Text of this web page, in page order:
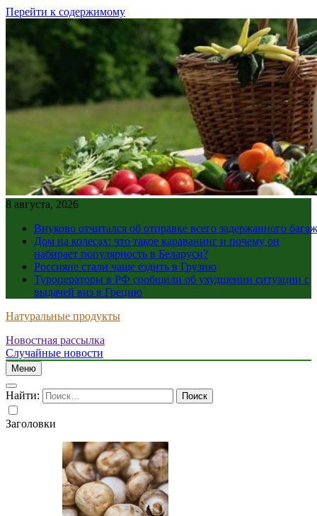
Перейти к содержимому
8 августа, 2026
Внуково отчитался об отправке всего задержанного
Дом на колесах: что такое караванинг и почему он
набирает популярность в Беларуси?
Россияне стали чаще ездить в Грузию
Туроператоры в РФ сообщили об ухудшении ситуации с
выдачей виз в Грецию
Натуральные продукты
Новостная рассылка
Случайные новости
Меню
Найти:
Заголовки